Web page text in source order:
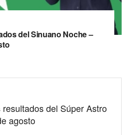
del Sinuano Noche –
del Súper Astro
agosto